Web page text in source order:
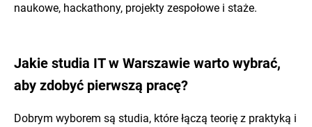
naukowe, hackathony, projekty zespołowe i staże.
Jakie studia IT w Warszawie warto wybrać,
aby zdobyć pierwszą pracę?
Dobrym wyborem są studia, które łączą teorię z praktyką i